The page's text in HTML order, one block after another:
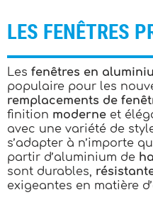
LES FENÊTRES
Les fenêtres en
populaire pour les
remplacements de
finition moderne et
avec une variété de
s’adapter à n’importe
partir d’aluminium de
sont durables,
exigeantes en matière